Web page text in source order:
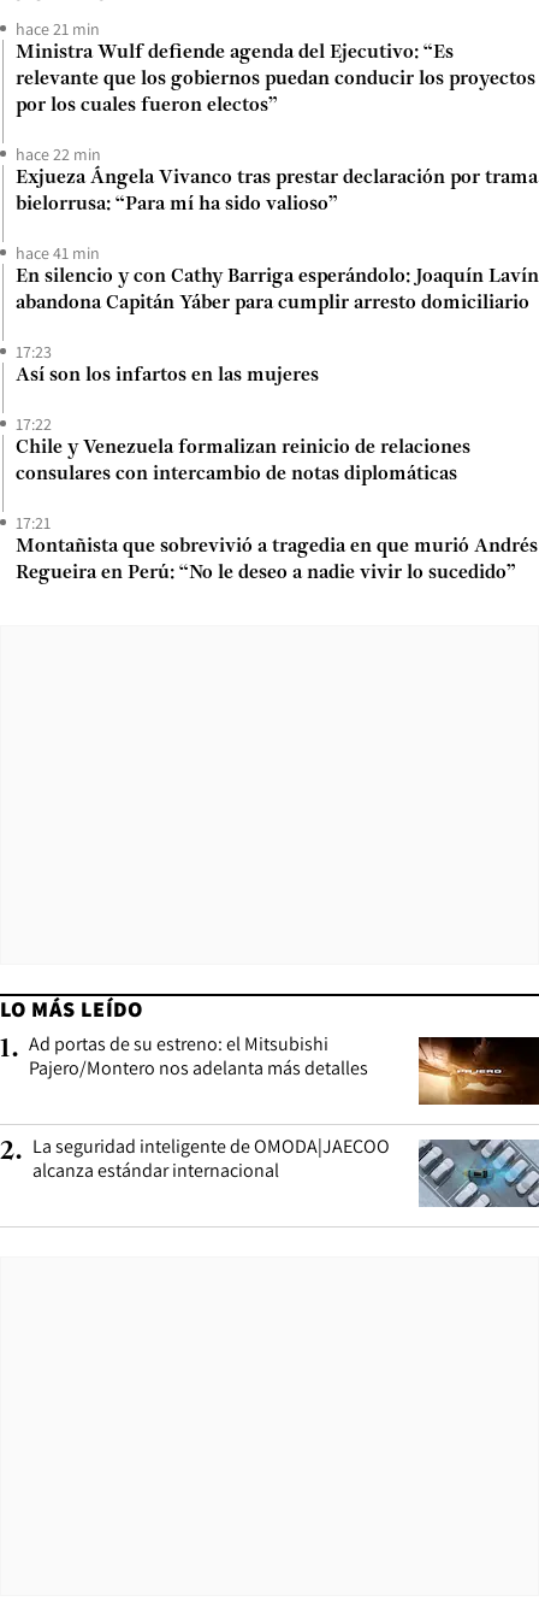
hace 21 min
Ministra Wulf defiende agenda del Ejecutivo: “Es
relevante que los gobiernos puedan conducir los proyectos
por los cuales fueron electos”
hace 22 min
Exjueza Ángela Vivanco tras prestar declaración por trama
bielorrusa: “Para mí ha sido valioso”
hace 41 min
En silencio y con Cathy Barriga esperándolo: Joaquín Lavín
abandona Capitán Yáber para cumplir arresto domiciliario
17:23
Así son los infartos en las mujeres
17:22
Chile y Venezuela formalizan reinicio de relaciones
consulares con intercambio de notas diplomáticas
17:21
Montañista que sobrevivió a tragedia en que murió Andrés
Regueira en Perú: “No le deseo a nadie vivir lo sucedido”
LO MÁS LEÍDO
1. Ad portas de su estreno: el Mitsubishi
Pajero/Montero nos adelanta más detalles
2. La seguridad inteligente de OMODA|JAECOO
alcanza estándar internacional